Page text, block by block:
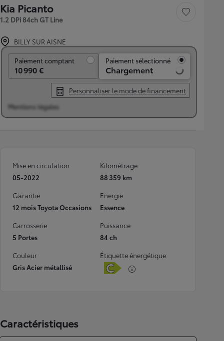
Kia Picanto
1.2 DPi 84ch GT Line
Sauvegarder le
BILLY SUR AISNE
Paiement comptant
10 990 €
Paiement sélectionné
Chargement
Personnaliser le mode de financement
Mentions légales
Mise en circulation
05-2022
Kilométrage
88 359 km
Garantie
12 mois Toyota Occasions
Energie
Essence
Carrosserie
5 Portes
Puissance
84 ch
Couleur
Gris Acier métallisé
Étiquette énergétique
Caractéristiques